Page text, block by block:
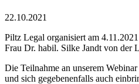
22.10.2021
Piltz Legal organisiert am
Frau Dr. habil. Silke Jandt von der
Die Teilnahme an unserem
und sich gegebenenfalls auch